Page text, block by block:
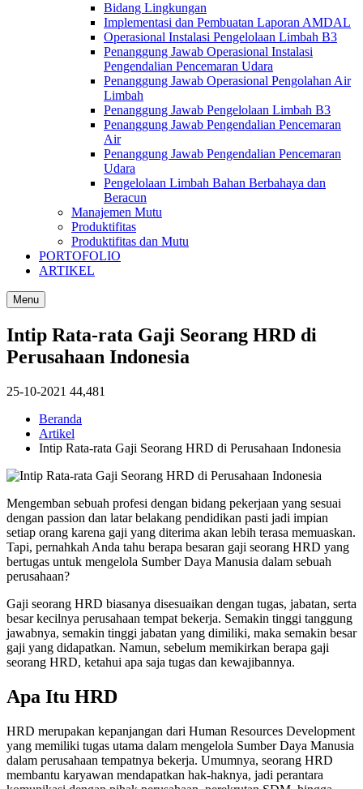
Bidang Lingkungan
Implementasi dan Pembuatan Laporan AMDAL
Operasional Instalasi Pengelolaan Limbah B3
Penanggung Jawab Operasional Instalasi
Pengendalian Pencemaran Udara
Penanggung Jawab Operasional Pengolahan Air
Limbah
Penanggung Jawab Pengelolaan Limbah B3
Penanggung Jawab Pengendalian Pencemaran
Air
Penanggung Jawab Pengendalian Pencemaran
Udara
Pengelolaan Limbah Bahan Berbahaya dan
Beracun
Manajemen Mutu
Produktifitas
Produktifitas dan Mutu
PORTOFOLIO
ARTIKEL
Menu
Intip Rata-rata Gaji Seorang HRD di
Perusahaan Indonesia
25-10-2021 44,481
Beranda
Artikel
Intip Rata-rata Gaji Seorang HRD di Perusahaan Indonesia
Mengemban sebuah profesi dengan bidang pekerjaan yang sesuai
dengan passion dan latar belakang pendidikan pasti jadi impian
setiap orang karena gaji yang diterima akan lebih terasa memuaskan.
Tapi, pernahkah Anda tahu berapa besaran gaji seorang HRD yang
bertugas untuk mengelola Sumber Daya Manusia dalam sebuah
perusahaan?
Gaji seorang HRD biasanya disesuaikan dengan tugas, jabatan, serta
besar kecilnya perusahaan tempat bekerja. Semakin tinggi tanggung
jawabnya, semakin tinggi jabatan yang dimiliki, maka semakin besar
gaji yang didapatkan. Namun, sebelum memikirkan berapa gaji
seorang HRD, ketahui apa saja tugas dan kewajibannya.
Apa Itu HRD
HRD merupakan kepanjangan dari Human Resources Development
yang memiliki tugas utama dalam mengelola Sumber Daya Manusia
dalam perusahaan tempatnya bekerja. Umumnya, seorang HRD
membantu karyawan mendapatkan hak-haknya, jadi perantara